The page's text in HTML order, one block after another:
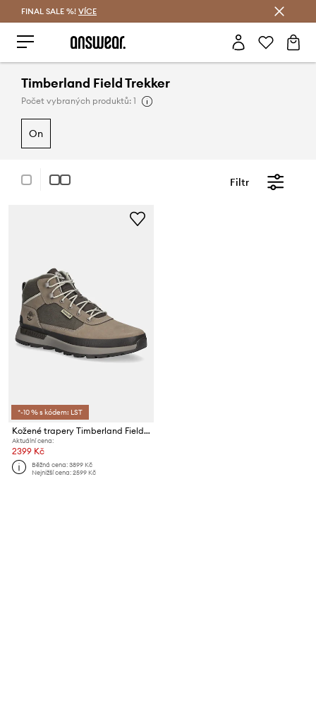
FINAL SALE %! VÍCE
Timberland Field Trekker
Počet vybraných produktů: 1
on
Filtr
*-10 % s kódem: LST
Kožené trapery Timberland Field Trekker Mid
Aktuální cena:
2399 Kč
Běžná cena:3899 Kč
Nejnižší cena:2599 Kč